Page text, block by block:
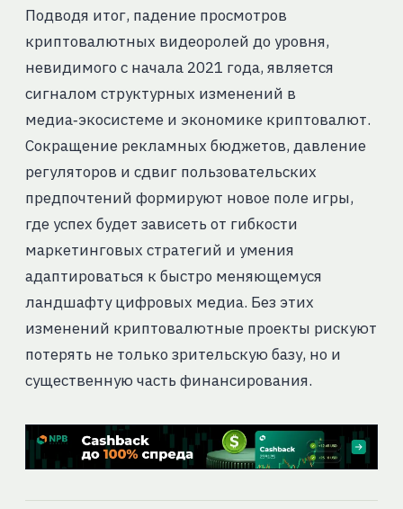
Подводя итог, падение просмотров
криптовалютных видеоролей до уровня,
невидимого с начала 2021 года, является
сигналом структурных изменений в
медиа‑экосистеме и экономике криптовалют.
Сокращение рекламных бюджетов, давление
регуляторов и сдвиг пользовательских
предпочтений формируют новое поле игры,
где успех будет зависеть от гибкости
маркетинговых стратегий и умения
адаптироваться к быстро меняющемуся
ландшафту цифровых медиа. Без этих
изменений криптовалютные проекты рискуют
потерять не только зрительскую базу, но и
существенную часть финансирования.